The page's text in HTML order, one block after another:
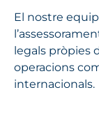
El nostre
legals pròpies
operacions
internacionals.